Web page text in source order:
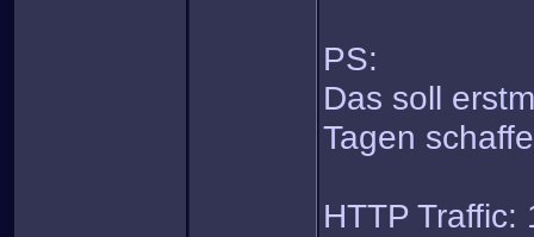
PS:
Das soll
Tagen
HTTP Traffic: